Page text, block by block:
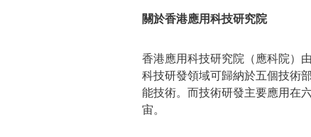
關於香港應用科技研究院
香港應用科技研究院（應科院）
科技研發領域可歸納於五個技術
能技術。而技術研發主要應用在
宙。